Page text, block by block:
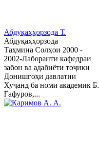
Абдуқаҳҳорзода Т.
Абдуқаҳҳорзода
Таҳмина Солҳои 2000 -
2002-Лаборанти кафедраи
забон ва адабиёти тоҷики
Донишгоҳи давлатии
Хуҷанд ба номи академик Б.
Ғафуров,...